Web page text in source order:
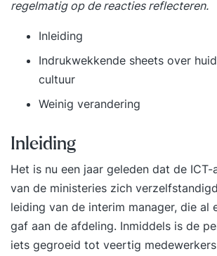
regelmatig op de reacties reflecteren.
Inleiding
Indrukwekkende sheets over
cultuur
Weinig verandering
Inleiding
Het is nu een jaar geleden dat de
van de ministeries zich
leiding van de interim manager, die al
gaf aan de afdeling. Inmiddels is de
iets gegroeid tot veertig